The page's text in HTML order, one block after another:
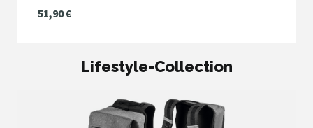
51,90 €
Lifestyle-Collection